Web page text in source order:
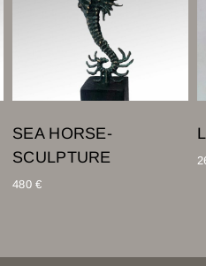
SEA HORSE-
SCULPTURE
480€